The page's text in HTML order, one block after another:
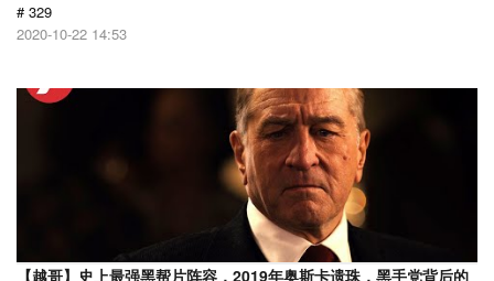
# 329
2020-10-22 14:53
【越哥】史上最强黑帮片阵容，2019年奥斯卡遗珠，黑手党背后的